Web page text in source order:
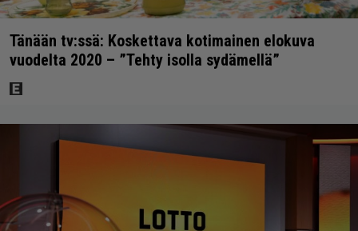
Tänään tv:ssä: Koskettava kotimainen elokuva
vuodelta 2020 – ”Tehty isolla sydämellä”